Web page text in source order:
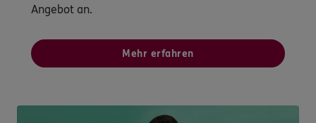
Angebot an.
Mehr erfahren